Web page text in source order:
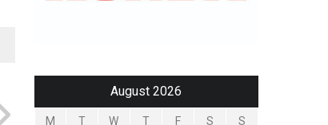
August 2026
M T W T F S S